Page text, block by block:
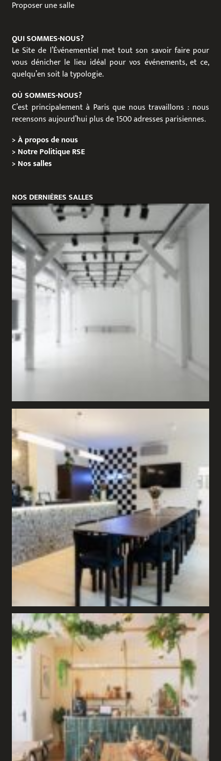
Proposer une salle
QUI SOMMES-NOUS?
Le Site de l’Événementiel met tout son savoir faire pour
vous dénicher le lieu idéal pour vos événements, et ce,
quelqu’en soit la typologie.
OÙ SOMMES-NOUS?
C’est principalement à Paris que nous travaillons : nous
recensons aujourd’hui plus de 1500 adresses parisiennes.
>À propos de nous
> Notre Politique RSE
> Nos salles
NOS DERNIÈRES SALLES